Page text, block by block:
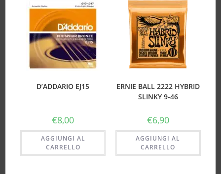
D’ADDARIO EJ15
€8,00
AGGIUNGI AL
CARRELLO
ERNIE BALL 2222 HYBRID
SLINKY 9-46
€6,90
AGGIUNGI AL
CARRELLO